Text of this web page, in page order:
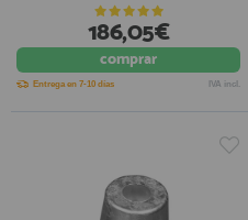
186,05€
comprar
Entrega en 7-10 días IVA incl.